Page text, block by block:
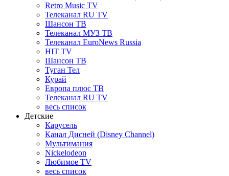
Retro Music TV
Телеканал RU TV
Шансон ТВ
Телеканал МУЗ ТВ
Телеканал EuroNews Russia
HIT TV
Шансон ТВ
Туган Тел
Курай
Европа плюс ТВ
Телеканал RU TV
весь список
Детские
Карусель
Канал Дисней (Disney Channel)
Мультимания
Nickelodeon
Любимое TV
весь список